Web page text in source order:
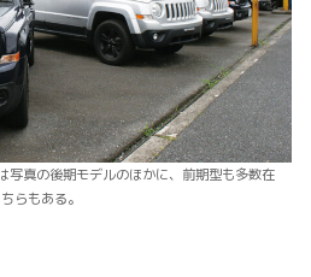
写真の後期モデルのほかに、前期型も多数在
らもある。